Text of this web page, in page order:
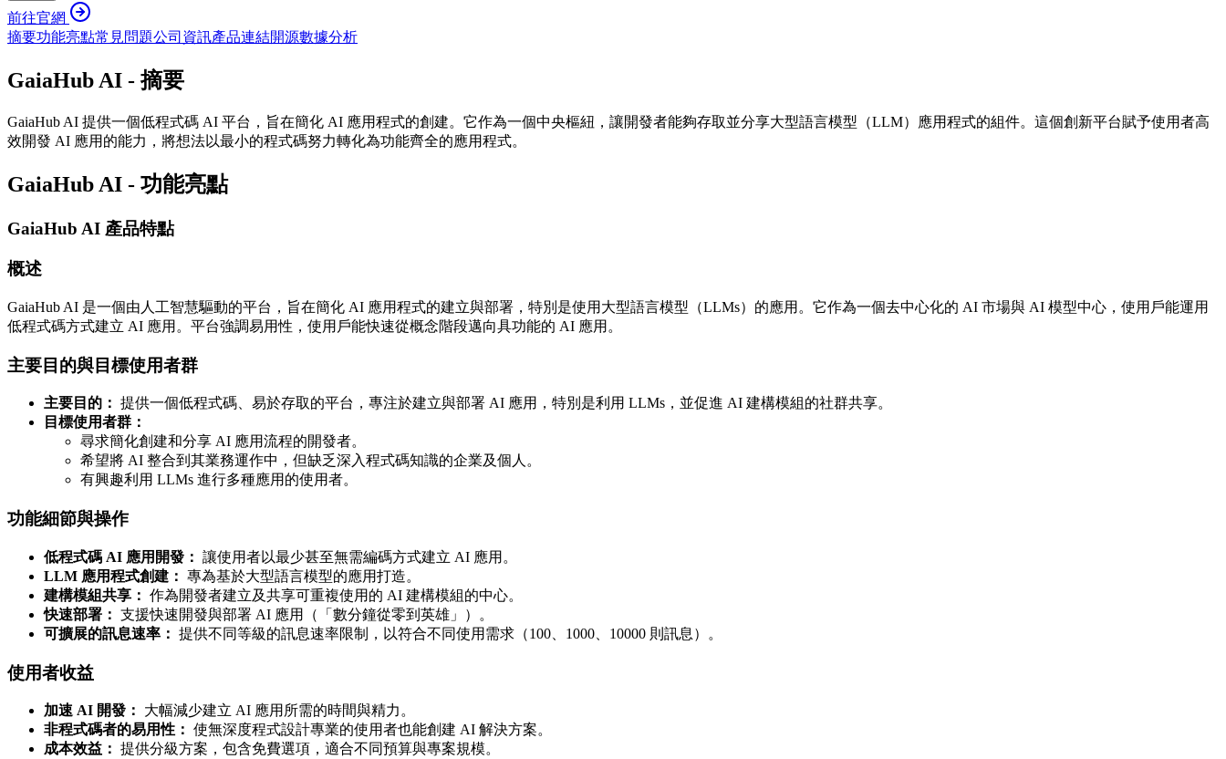
前往官網
摘要功能亮點常見問題公司資訊產品連結開源數據分析
GaiaHub AI - 摘要
GaiaHub AI 提供一個低程式碼 AI 平台，旨在簡化 AI 應用程式的創建。它作為一個中央樞紐，讓開發者能夠存取並分享大型語言模型（LLM）應用程式的組件。這個創新平台賦予使用者高
效開發 AI 應用的能力，將想法以最小的程式碼努力轉化為功能齊全的應用程式。
GaiaHub AI - 功能亮點
GaiaHub AI 產品特點
概述
GaiaHub AI 是一個由人工智慧驅動的平台，旨在簡化 AI 應用程式的建立與部署，特別是使用大型語言模型（LLMs）的應用。它作為一個去中心化的 AI 市場與 AI 模型中心，使用戶能運用
低程式碼方式建立 AI 應用。平台強調易用性，使用戶能快速從概念階段邁向具功能的 AI 應用。
主要目的與目標使用者群
主要目的： 提供一個低程式碼、易於存取的平台，專注於建立與部署 AI 應用，特別是利用 LLMs，並促進 AI 建構模組的社群共享。
目標使用者群：
尋求簡化創建和分享 AI 應用流程的開發者。
希望將 AI 整合到其業務運作中，但缺乏深入程式碼知識的企業及個人。
有興趣利用 LLMs 進行多種應用的使用者。
功能細節與操作
低程式碼 AI 應用開發： 讓使用者以最少甚至無需編碼方式建立 AI 應用。
LLM 應用程式創建： 專為基於大型語言模型的應用打造。
建構模組共享： 作為開發者建立及共享可重複使用的 AI 建構模組的中心。
快速部署： 支援快速開發與部署 AI 應用（「數分鐘從零到英雄」）。
可擴展的訊息速率： 提供不同等級的訊息速率限制，以符合不同使用需求（100、1000、10000 則訊息）。
使用者收益
加速 AI 開發：
大幅減少建立 AI 應用所需的時間與精力。
非程式碼者的易用性： 使無深度程式設計專業的使用者也能創建 AI 解決方案。
成本效益： 提供分級方案，包含免費選項，適合不同預算與專案規模。